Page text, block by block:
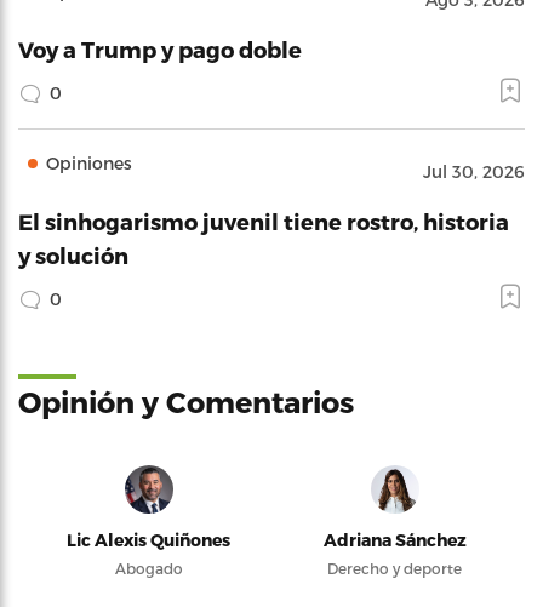
Voy a Trump y pago doble
0
Opiniones Jul 30, 2026
El sinhogarismo juvenil tiene rostro, historia
y solución
0
Opinión y Comentarios
Lic Alexis Quiñones
Abogado
Adriana Sánchez
Derecho y deporte